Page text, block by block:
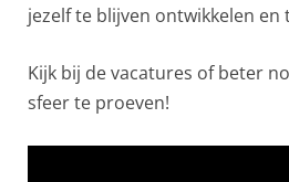
jezelf te blijven ontwikkelen en
Kijk bij de vacatures of beter
sfeer te proeven!